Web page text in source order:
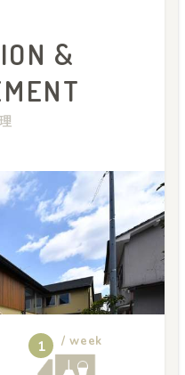
&
1 / week